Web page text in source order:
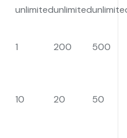
unlimitedunlimited
1 200 500
10 20 50